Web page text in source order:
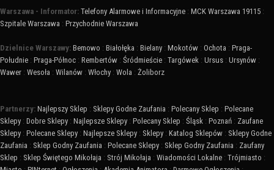
Warszawa - Informator: Telefony Alarmowe i Informacyjne : MCK Warszawa 19115 :
Szpitale Warszawa : Przychodnie Warszawa
Dzielnice Warszawy: Bemowo : Białołęka : Bielany : Mokotów : Ochota : Praga-
Południe : Praga-Północ : Rembertów : Śródmieście : Targówek : Ursus : Ursynów :
Wawer : Wesoła : Wilanów : Włochy : Wola : Żoliborz
Partnerzy: Najlepszy Sklep : Sklepy Godne Zaufania : Polecany Sklep : Polecane
Sklepy : Dobre Sklepy : Najlepsze Sklepy : Polecany Sklep : Śląsk : Poznań : Zaufane
Sklepy : Polecane Sklepy : Najlepsze Sklepy : Sklepy : Katalog Sklepów : Sklepy Godne
Zaufania : Sklep Godny Zaufania : Polecane Sklepy : Sklep Godny Zaufania : Zaufany
Sklep : Sklep Świętego Mikołaja : Strój Mikołaja : Wiadomości Lokalne : Trójmiasto :